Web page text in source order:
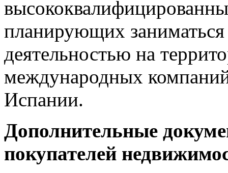
планирующих заниматься
деятельностью на
международных
Испании.
Дополнительные
покупателей